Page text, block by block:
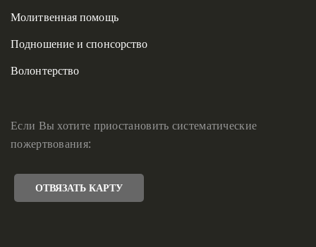
Молитвенная помощь
Подношение и спонсорство
Волонтерство
Если Вы хотите приостановить систематические
пожертвования:
ОТВЯЗАТЬ КАРТУ